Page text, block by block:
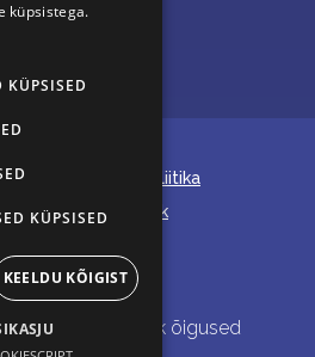
❤️
OÜ. Kõik õigused
Privaatsuspoliitika
Facebook
küpsistega.
KÜPSISED
KÜPSISED
KEELDU KÕIGIST